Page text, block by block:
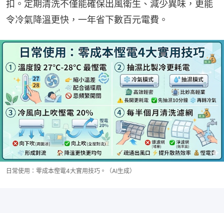
扣。定期清洗不僅能確保出風衛生、減少異味，更能
令冷氣降溫更快，一年省下數百元電費。
日常使用：零成本慳電4大實用技巧。（AI生成）